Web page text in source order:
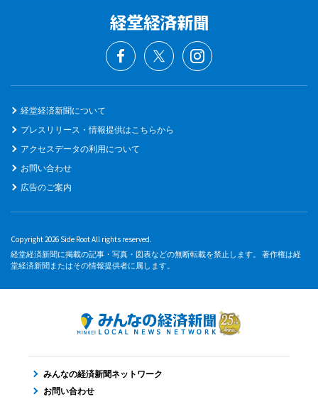
経堂経済新聞について
プレスリリース・情報提供はこちらから
アクセスデータの利用について
お問い合わせ
広告のご案内
Copyright 2026 Side Root All rights reserved.
経堂経済新聞に掲載の記事・写真・図表などの無断転載を禁止します。 著作権は経
堂経済新聞またはその情報提供者に属します。
みんなの経済新聞ネットワーク
お問い合わせ